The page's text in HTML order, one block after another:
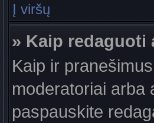
Į viršų
» Kaip redaguoti
Kaip ir
moderatoriai arba
paspauskite